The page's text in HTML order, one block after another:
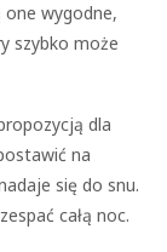
one wygodne,
szybko może
dla
na
się do snu.
całą noc.